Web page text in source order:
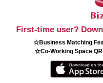
First-time user?
☆Business Matching
☆Co-Working Space